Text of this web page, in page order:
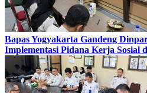
Bapas Yogyakarta Gandeng
Implementasi Pidana Kerja Sosial